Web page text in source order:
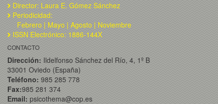
Director: Laura E. Gómez Sánchez
Periodicidad:
Febrero | Mayo | Agosto | Noviembre
ISSN Electrónico: 1886-144X
CONTACTO
Dirección: Ildelfonso Sánchez del Río, 4, 1º B
33001 Oviedo (España)
Teléfono: 985 285 778
Fax:985 281 374
Email: psicothema@cop.es